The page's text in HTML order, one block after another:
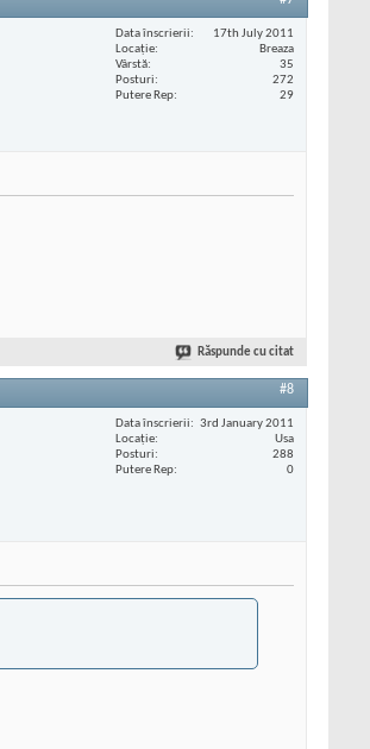
Data înscrierii
17th July 2011
Locaţie
Breaza
Vârstă
35
Posturi
272
Putere Rep
29
Răspunde cu citat
#8
Data înscrierii
3rd January 2011
Locaţie
Usa
Posturi
288
Putere Rep
0